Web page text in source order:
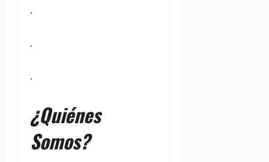
.
.
.
¿Quiénes
Somos?